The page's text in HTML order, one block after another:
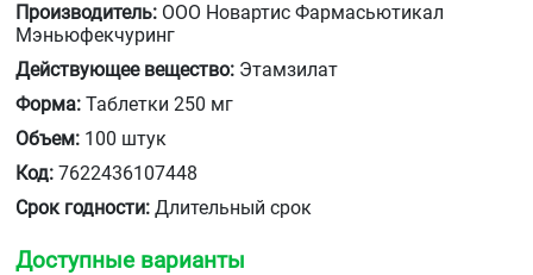
Производитель: ООО Новартис Фармасьютикал
Мэньюфекчуринг
Действующее вещество: Этамзилат
Форма: Таблетки 250 мг
Объем: 100 штук
Код: 7622436107448
Срок годности: Длительный срок
Доступные варианты